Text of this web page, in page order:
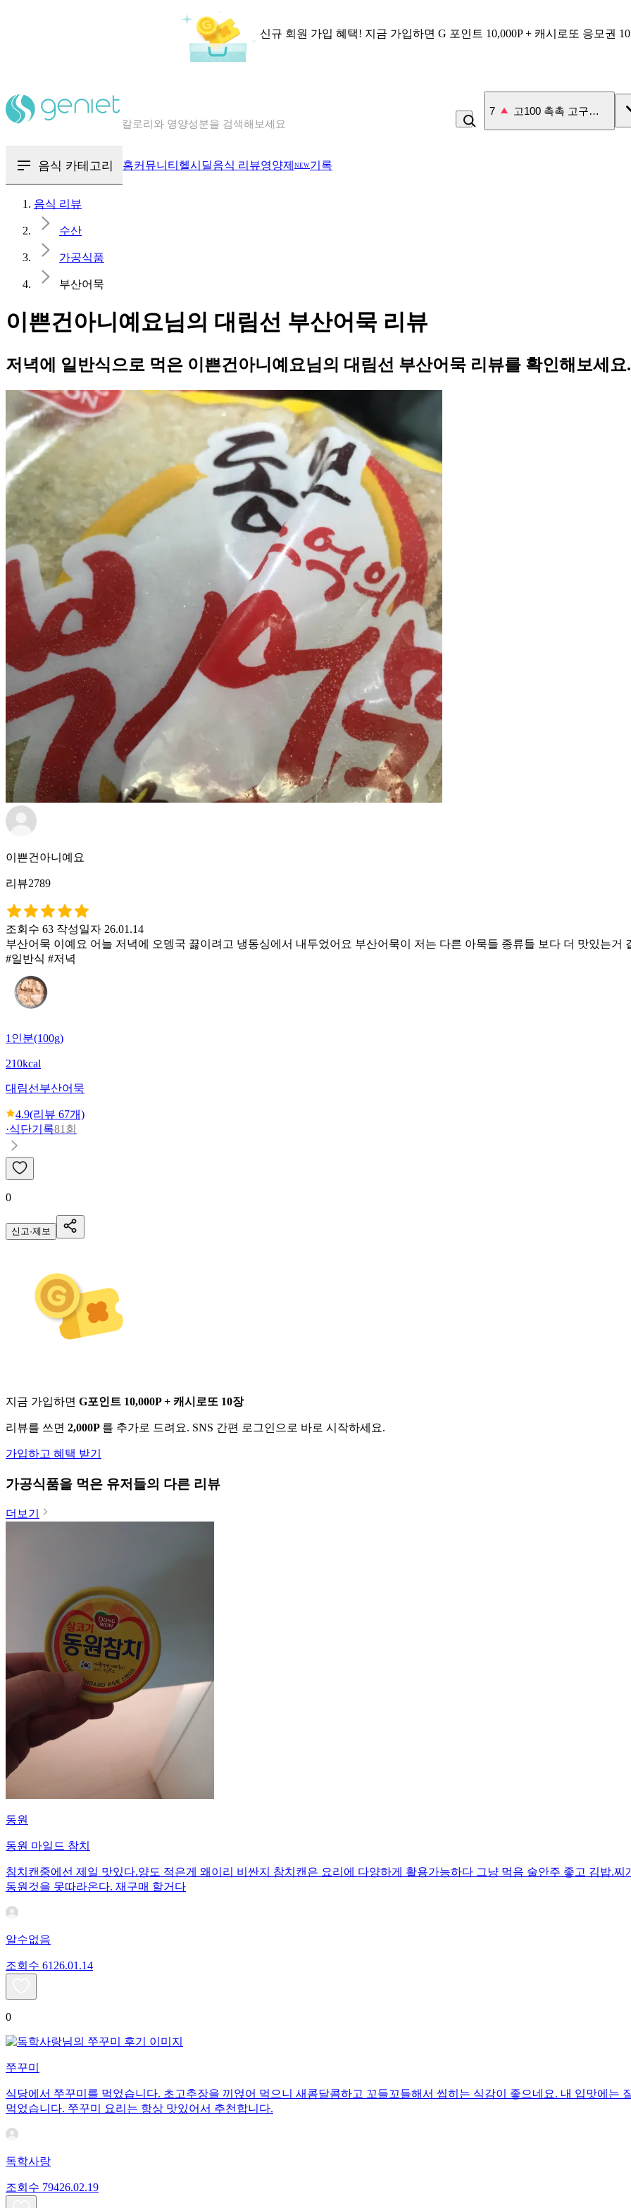
신규 회원 가입 혜택! 지금 가입하면 G 포인트 10,000P + 캐시로또 응모권
혈당 · 다이어트 음식 검색해보세요
7 고100 촉촉 고구마 스틱
음식 카테고리 홈커뮤니티 헬시딜음식 리뷰영양제 NEW기록
음식 리뷰
수산
가공식품
부산어묵
이쁜건아니예요님의 대림선 부산어묵 리뷰
저녁에 일반식으로 먹은 이쁜건아니예요님의 대림선 부산어묵 리뷰를 확인해보세요.
이쁜건아니예요
리뷰2789
조회수 63 작성일자 26.01.14
부산어묵 이예요 어늘 저녁에 오뎅국 끓이려고 냉동싱에서 내두었어요 부산어묵이 저는 다른 아묵들 종류들 보다 더 맛있는거
#일반식 #저녁
1인분(100g)
210kcal
대림선 부산어묵
4.9(리뷰 67개)
·식단기록81회
0
신고·제보
지금 가입하면 G포인트 10,000P + 캐시로또 10장
리뷰를 쓰면 2,000P 를 추가로 드려요. SNS 간편 로그인으로 바로 시작하세요.
가입하고 혜택 받기
가공식품을 먹은 유저들의 다른 리뷰
더보기
동원
동원 마일드 참치
침치캔중에선 제일 맛있다.양도 적은게 왜이리 비싼지 참치캔은 요리에 다양하게 활용가능하다 그냥 먹음 술안주 좋고 김밥.
동원것을 못따라온다. 재구매 할거다
알수없음
조회수 61 26.01.14
0
쭈꾸미
식당에서 쭈꾸미를 먹었습니다. 초고추장을 끼얹어 먹으니 새콤달콤하고 꼬들꼬들해서 씹히는 식감이 좋으네요. 내 입맛에는
먹었습니다. 쭈꾸미 요리는 항상 맛있어서 추천합니다.
독학사랑
조회수 79426.02.19